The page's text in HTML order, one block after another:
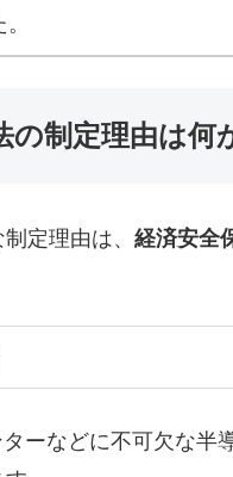
の制定理由は何
定理由は、 経済安全
ーなどに不可欠な半